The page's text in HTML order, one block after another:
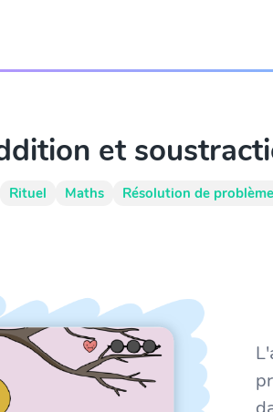
et
Rituel Maths Résolution de